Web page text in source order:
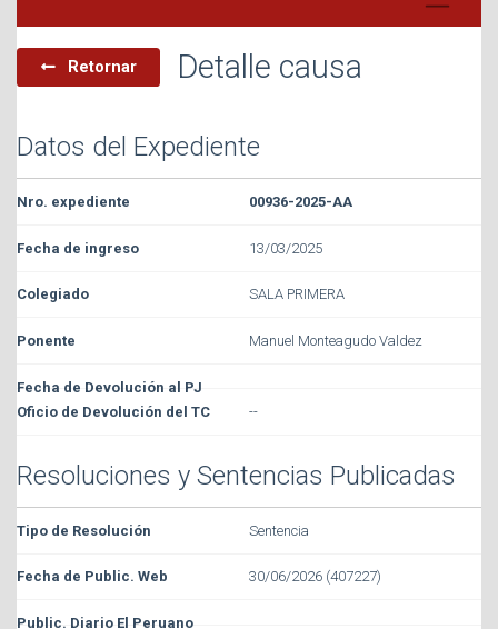
Retornar Detalle causa
Datos del Expediente
00936-2025-AA
13/03/2025
SALA PRIMERA
Manuel Monteagudo Valdez
--
Resoluciones y Sentencias Publicadas
Sentencia
30/06/2026 (407227)